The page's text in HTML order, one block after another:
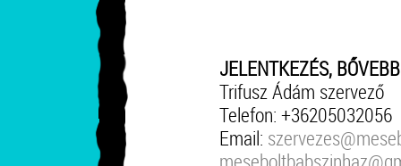
JELENTKEZÉS,
Trifusz Ádám szervező
Telefon: +36205032056
Email: